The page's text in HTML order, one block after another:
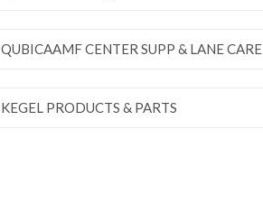
QUBICAAMF CENTER SUPP & LANE CARE
KEGEL PRODUCTS & PARTS